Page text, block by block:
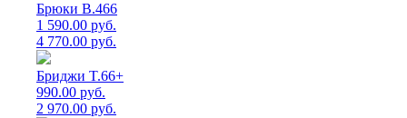
Брюки B.466
1 590.00 руб.
4 770.00 руб.
Бриджи T.66+
990.00 руб.
2 970.00 руб.